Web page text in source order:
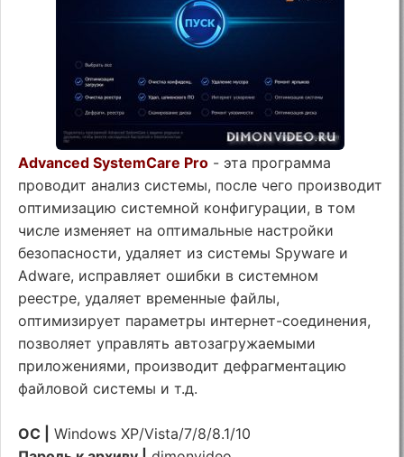
Advanced SystemCare Pro - эта программа
проводит анализ системы, после чего производит
оптимизацию системной конфигурации, в том
числе изменяет на оптимальные настройки
безопасности, удаляет из системы Spyware и
Adware, исправляет ошибки в системном
реестре, удаляет временные файлы,
оптимизирует параметры интернет-соединения,
позволяет управлять автозагружаемыми
приложениями, производит дефрагментацию
файловой системы и т.д.
ОС |
Windows XP/Vista/7/8/8.1/10